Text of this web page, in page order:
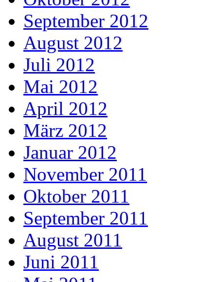
September 2012
August 2012
Juli 2012
Mai 2012
April 2012
März 2012
Januar 2012
November 2011
Oktober 2011
September 2011
August 2011
Juni 2011